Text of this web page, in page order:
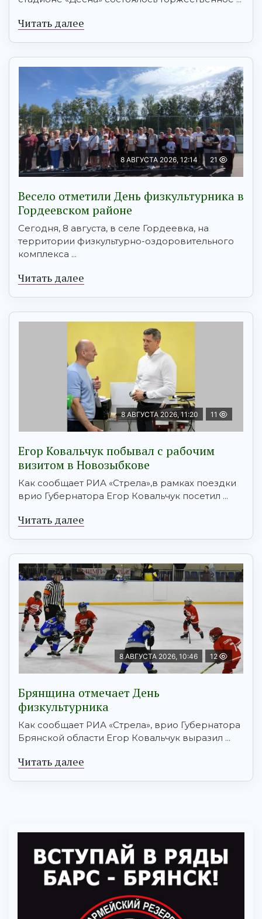
Читать далее
8 АВГУСТА 2026, 12:14 21
Весело отметили День физкультурника в
Гордеевском районе
Сегодня, 8 августа, в селе Гордеевка, на
территории физкультурно-оздоровительного
комплекса ...
Читать далее
8 АВГУСТА 2026, 11:20 11
Егор Ковальчук побывал с рабочим
визитом в Новозыбкове
Как сообщает РИА «Стрела»,в рамках поездки
врио Губернатора Егор Ковальчук посетил ...
Читать далее
8 АВГУСТА 2026, 10:46 12
Брянщина отмечает День
физкультурника
Как сообщает РИА «Стрела», врио Губернатора
Брянской области Егор Ковальчук выразил ...
Читать далее